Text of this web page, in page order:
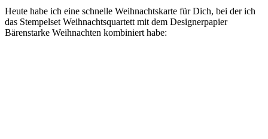
Heute habe ich eine schnelle Weihnachtskarte für Dich, bei der ich
das Stempelset Weihnachtsquartett mit dem Designerpapier
Bärenstarke Weihnachten kombiniert habe: